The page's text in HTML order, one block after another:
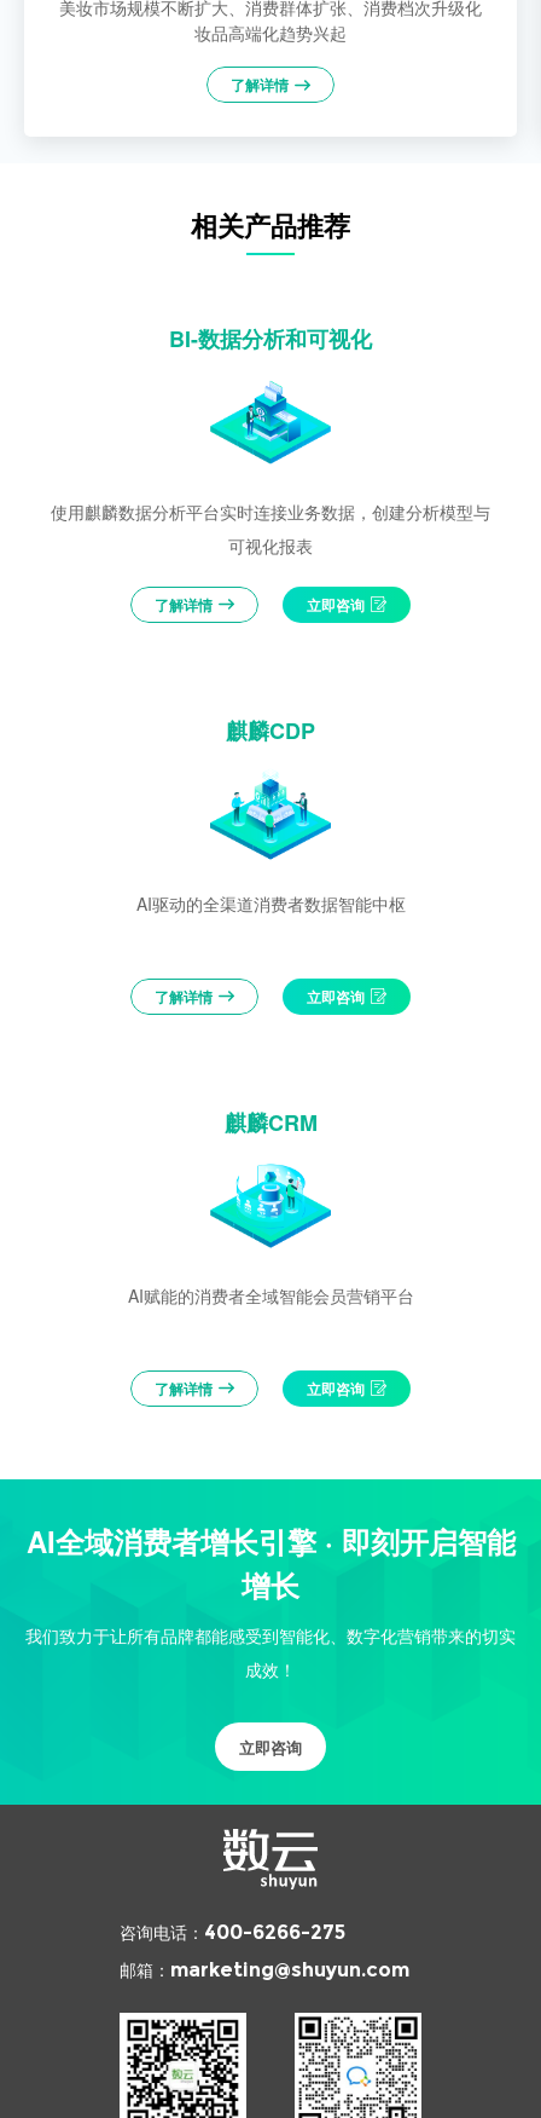
美妆市场规模不断扩大、消费群体扩张、消费档次升级化
妆品高端化趋势兴起
了解详情
相关产品推荐
BI-数据分析和可视化
使用麒麟数据分析平台实时连接业务数据，创建分析模型与
可视化报表
了解详情 立即咨询
麒麟CDP
AI驱动的全渠道消费者数据智能中枢
了解详情 立即咨询
麒麟CRM
AI赋能的消费者全域智能会员营销平台
了解详情 立即咨询
AI全域消费者增长引擎 · 即刻开启智能
增长
我们致力于让所有品牌都能感受到智能化、数字化营销带来的切实
成效！
立即咨询
咨询电话： 400-6266-275
邮箱： marketing@shuyun.com